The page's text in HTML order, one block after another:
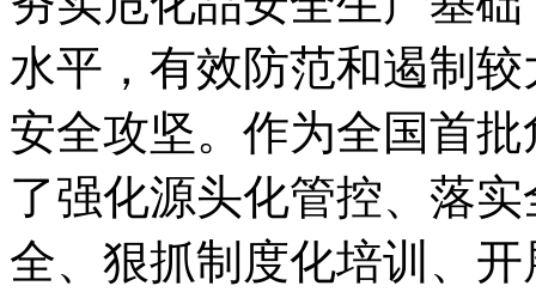
水平，有效防范和遏制
安全攻坚。作为全国首
了强化源头化管控、落
全、狠抓制度化培训、